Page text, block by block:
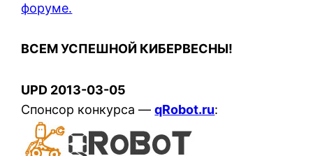
форуме.
ВСЕМ УСПЕШНОЙ КИБЕРВЕСНЫ!
UPD 2013-03-05
Спонсор конкурса —qRobot.ru: